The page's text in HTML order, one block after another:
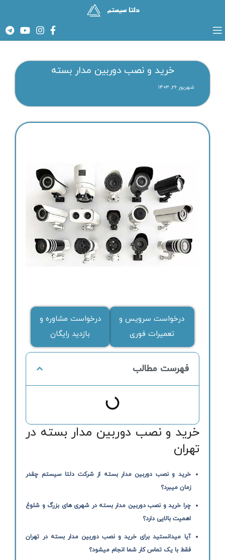
خرید و نصب دوربین مدار بسته
شهریور ۲۶, ۱۴۰۳
درخواست سرویس و
تعمیرات فوری
درخواست مشاوره و
بازدید رایگان
فهرست مطالب
خرید و نصب دوربین مدار بسته در
تهران
خرید و نصب دوربین مدار بسته از شرکت دلتا سیستم چقدر
زمان میبرد؟
چرا خرید و نصب دوربین مدار بسته در شهری های بزرگ و شلوغ
اهمیت بالایی دارد؟
آیا میدانستید برای خرید و نصب دوربین مدار بسته در تهران
فقط با یک تماس کار شما انجام میشود؟